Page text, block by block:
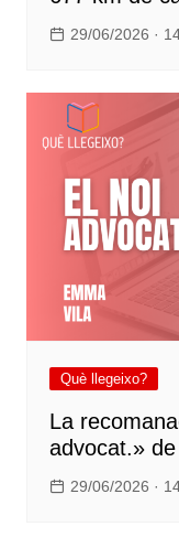
29/06/2026 ·
Què llegeixo?
La
advocat.»
29/06/2026 ·